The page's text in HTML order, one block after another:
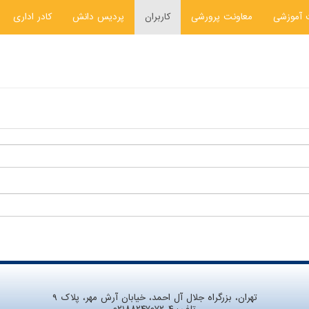
آموزشی معاونت پرورشی کاربران پردیس دانش کادر اداری
تهران، بزرگراه جلال آل احمد، خیابان آرش مهر، پلاک ۹